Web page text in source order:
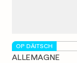
OP DÄITSCH
ALLEMAGNE